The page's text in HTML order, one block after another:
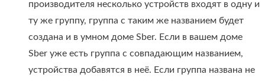
производителя несколько устройств входят в одну и
ту же группу, группа с таким же названием будет
создана и в умном доме Sber. Если в вашем доме
Sber уже есть группа с совпадающим названием,
устройства добавятся в неё. Если группа названа не